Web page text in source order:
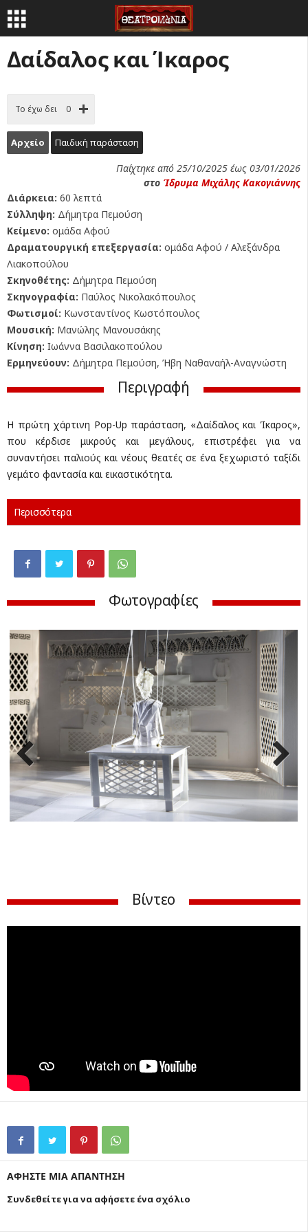
Δαίδαλος και Ίκαρος
Το έχω δει 0
Αρχείο Παιδική παράσταση
Παίχτηκε από 25/10/2025 έως 03/01/2026
στο Ίδρυμα Μιχάλης Κακογιάννης
Διάρκεια: 60 λεπτά
Σύλληψη: Δήμητρα Πεμούση
Κείμενο: ομάδα Αφού
Δραματουργική επεξεργασία: ομάδα Αφού / Αλεξάνδρα
Λιακοπούλου
Σκηνοθέτης: Δήμητρα Πεμούση
Σκηνογραφία: Παύλος Νικολακόπουλος
Φωτισμοί: Κωνσταντίνος Κωστόπουλος
Μουσική: Μανώλης Μανουσάκης
Κίνηση: Ιωάννα Βασιλακοπούλου
Ερμηνεύουν: Δήμητρα Πεμούση, Ήβη Ναθαναήλ-Αναγνώστη
Περιγραφή
Η πρώτη χάρτινη Pop-Up παράσταση, «Δαίδαλος και Ίκαρος»,
που κέρδισε μικρούς και μεγάλους, επιστρέφει για να
συναντήσει παλιούς και νέους θεατές σε ένα ξεχωριστό ταξίδι
γεμάτο φαντασία και εικαστικότητα.
Περισσότερα
Φωτογραφίες
Previ
ous
Next
Βίντεο
ΑΦΗΣΤΕ ΜΙΑ ΑΠΑΝΤΗΣΗ
Συνδεθείτε για να αφήσετε ένα σχόλιο